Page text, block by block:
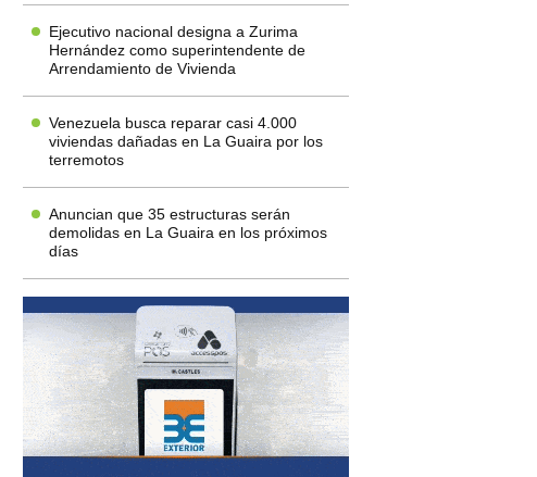
Ejecutivo nacional designa a Zurima
Hernández como superintendente de
Arrendamiento de Vivienda
Venezuela busca reparar casi 4.000
viviendas dañadas en La Guaira por los
terremotos
Anuncian que 35 estructuras serán
demolidas en La Guaira en los próximos
días